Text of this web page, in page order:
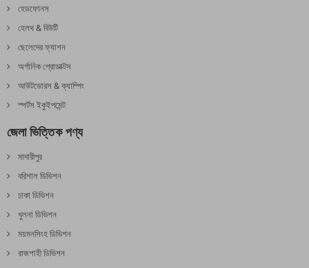
হেডফোনস
হেলথ & বিউটি
ছেলেদের ফ্যাশন
অর্গানিক প্রোডাক্টস
আউটডোরস & ক্যাম্পিং
স্পর্টস ইকুইপমেন্ট
জেলা ভিত্তিক পণ্য
মাদারীপুর
বরিশাল ডিভিশন
ঢাকা ডিভিশন
খুলনা ডিভিশন
ময়মনসিংহ ডিভিশন
রাজশাহী ডিভিশন